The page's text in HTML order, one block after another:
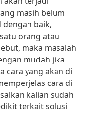
masih belum
dengan baik,
orang atau
maka masalah
mudah jika
cara yang akan di
cara di
kalian sudah
terkait solusi